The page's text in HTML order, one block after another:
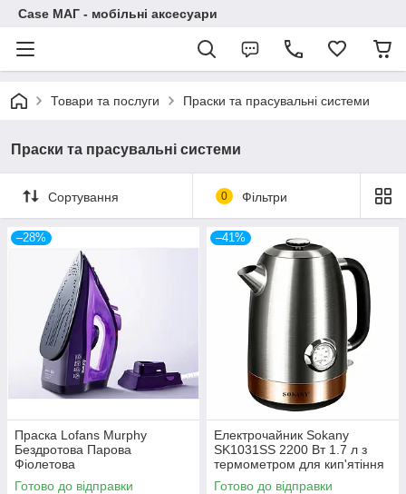
Case МАГ - мобільні аксесуари
Товари та послуги Праски та прасувальні системи
Праски та прасувальні системи
Сортування 0 Фільтри
–28%
Праска Lofans Murphy
Бездротова Парова
Фіолетова
Готово до відправки
–41%
Електрочайник Sokany
SK1031SS 2200 Вт 1.7 л з
термометром для кип'ятіння
води з неіржавкої сталі
Готово до відправки